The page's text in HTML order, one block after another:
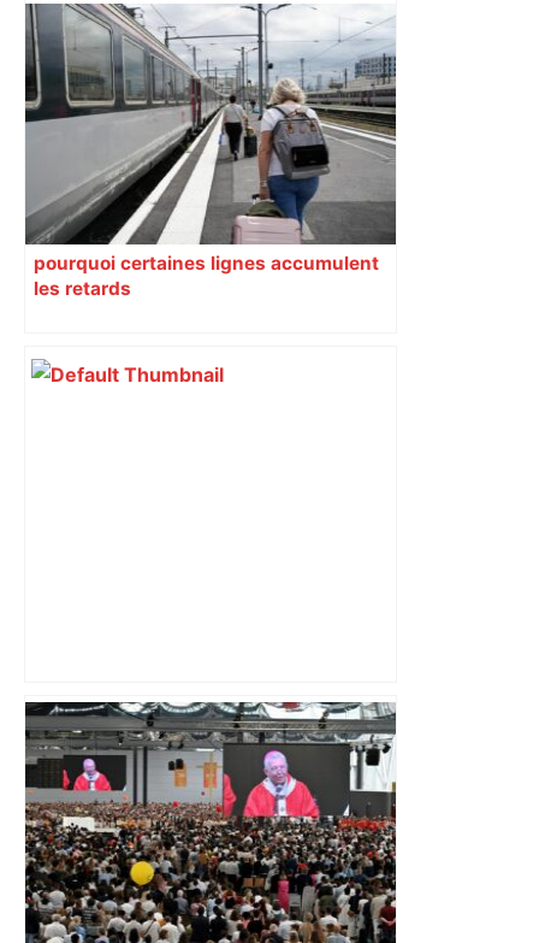
1 000 jeunes et adultes qui ont reçu la
confirmation, se sont rassemblées
dimanche 8 juin, au Parc des
expositions de Toulouse. Un
événement diocésain hors norme. 9
juin Reportage
pourquoi certaines lignes accumulent
les retards
DIRECT. Colère des agriculteurs :
mobilisation agricole à Toulouse ce
samedi, 113 vaches abattues en Ariège
– ladepeche.fr